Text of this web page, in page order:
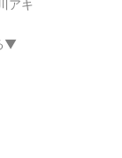
アキ
▼